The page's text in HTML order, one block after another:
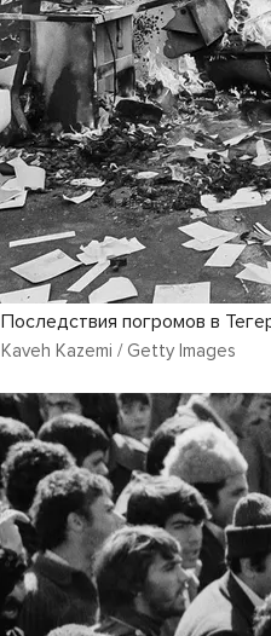
Последствия погромов в
Kaveh Kazemi / Getty Images